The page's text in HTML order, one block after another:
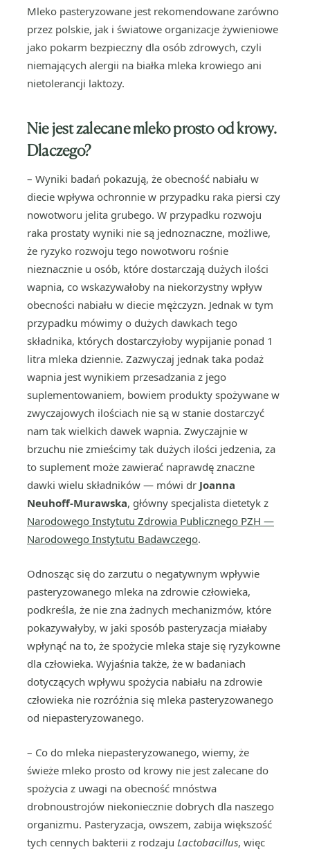
Mleko pasteryzowane jest rekomendowane zarówno
przez polskie, jak i światowe organizacje żywieniowe
jako pokarm bezpieczny dla osób zdrowych, czyli
niemających alergii na białka mleka krowiego ani
nietolerancji laktozy.
Nie jest zalecane mleko prosto od krowy.
Dlaczego?
– Wyniki badań pokazują, że obecność nabiału w
diecie wpływa ochronnie w przypadku raka piersi czy
nowotworu jelita grubego. W przypadku rozwoju
raka prostaty wyniki nie są jednoznaczne, możliwe,
że ryzyko rozwoju tego nowotworu rośnie
nieznacznie u osób, które dostarczają dużych ilości
wapnia, co wskazywałoby na niekorzystny wpływ
obecności nabiału w diecie mężczyzn. Jednak w tym
przypadku mówimy o dużych dawkach tego
składnika, których dostarczyłoby wypijanie ponad 1
litra mleka dziennie. Zazwyczaj jednak taka podaż
wapnia jest wynikiem przesadzania z jego
suplementowaniem, bowiem produkty spożywane w
zwyczajowych ilościach nie są w stanie dostarczyć
nam tak wielkich dawek wapnia. Zwyczajnie w
brzuchu nie zmieścimy tak dużych ilości jedzenia, za
to suplement może zawierać naprawdę znaczne
dawki wielu składników — mówi dr Joanna
Neuhoff-Murawska, główny specjalista dietetyk z
Narodowego Instytutu Zdrowia Publicznego PZH —
Narodowego Instytutu Badawczego.
Odnosząc się do zarzutu o negatywnym wpływie
pasteryzowanego mleka na zdrowie człowieka,
podkreśla, że nie zna żadnych mechanizmów, które
pokazywałyby, w jaki sposób pasteryzacja miałaby
wpłynąć na to, że spożycie mleka staje się ryzykowne
dla człowieka. Wyjaśnia także, że w badaniach
dotyczących wpływu spożycia nabiału na zdrowie
człowieka nie rozróżnia się mleka pasteryzowanego
od niepasteryzowanego.
– Co do mleka niepasteryzowanego, wiemy, że
świeże mleko prosto od krowy nie jest zalecane do
spożycia z uwagi na obecność mnóstwa
drobnoustrojów niekoniecznie dobrych dla naszego
organizmu. Pasteryzacja, owszem, zabija większość
tych cennych bakterii z rodzaju Lactobacillus, więc